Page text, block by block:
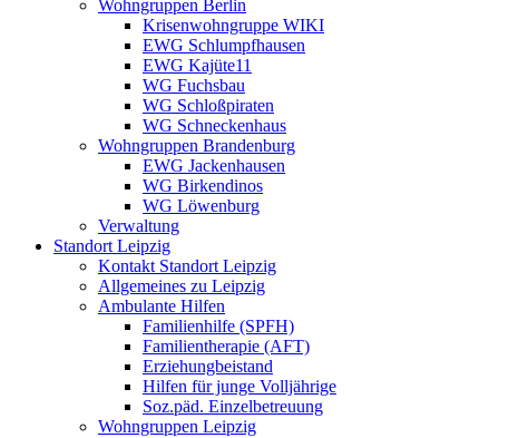
Wohngruppen Berlin
Krisenwohngruppe WIKI
EWG Schlumpfhausen
EWG Kajüte11
WG Fuchsbau
WG Schloßpiraten
WG Schneckenhaus
Wohngruppen Brandenburg
EWG Jackenhausen
WG Birkendinos
WG Löwenburg
Verwaltung
Standort Leipzig
Kontakt Standort Leipzig
Allgemeines zu Leipzig
Ambulante Hilfen
Familienhilfe (SPFH)
Familientherapie (AFT)
Erziehungbeistand
Hilfen für junge Volljährige
Soz.päd. Einzelbetreuung
Wohngruppen Leipzig